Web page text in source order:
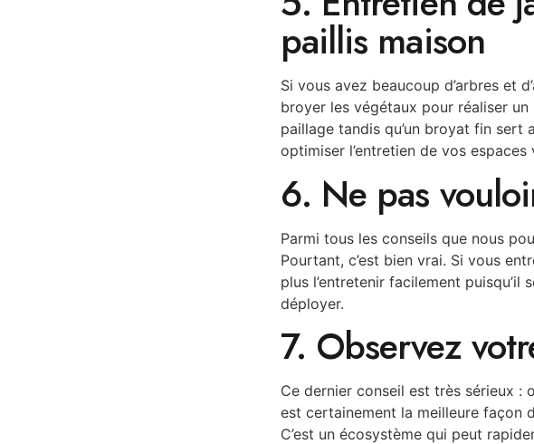
paillis maison
Si vous avez beaucoup d’arbres et
broyer les végétaux pour réaliser
paillage tandis qu’un broyat fin sert
optimiser l’entretien de vos
6. Ne pas
Parmi tous les conseils que nous
Pourtant, c’est bien vrai. Si vous
plus l’entretenir facilement
déployer.
7. Observez
Ce dernier conseil est très sérieux :
est certainement la meilleure façon
C’est un écosystème qui peut